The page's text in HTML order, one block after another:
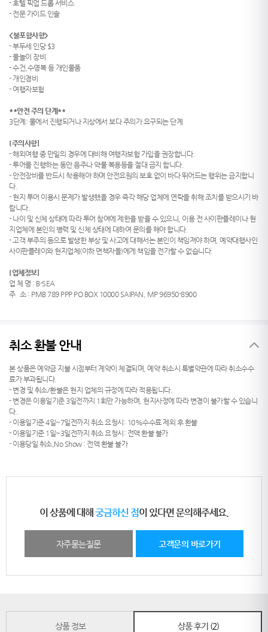
- 호텔 픽업 드롭 서비스
- 전문 가이드 인솔
<불포함사항>
- 부두세 인당 $3
- 물놀이 장비
- 수건,수영복 등 개인물품
- 개인경비
- 여행자보험
**안전 주의 단계**
3단계: 물에서 진행되거나 지상에서 보다 주의가 요구되는 단계
[주의사항]
- 해외여행 중 만일의 경우에 대비해 여행자보험 가입을 권장합니다.
- 투어를 진행하는 동안 음주나 약물 복용등을 절대 금지 합니다.
- 안전장비를 반드시 착용해야 하며 안전요원의 보호 없이 바다 뛰어드는 행위는 금지합니
다.
- 현지 투어 이용시 문제가 발생했을 경우 즉각 해당 업체에 연락을 취해 조치를 받으시기 바
랍니다.
- 나이 및 신체 상태에 따라 투어 참여에 제한을 받을 수 있으니, 이용 전 사이판플레이나 현
지업체에 본인의 병력 및 신체 상태에 대하여 문의를 해야 합니다.
- 고객 부주의 등으로 발생한 부상 및 사고에 대해서는 본인이 책임져야 하며, 예약대행사인
사이판플레이와 현지업체(이하 면책자들)에게 책임을 전가할 수 없습니다.
[업체정보]
업 체 명 : B-SEA
주 소 : PMB 789 PPP PO BOX 10000 SAIPAN, MP 96950-8900
취소 환불 안내
본 상품은 예약금 지불 시점부터 계약이 체결되며, 예약 취소시 특별약관에 따라 취소수수
료가 부과됩니다.
- 변경 및 취소/환불은 현지 업체의 규정에 따라 적용됩니다.
- 변경은 이용일기준 3일전까지 1회만 가능하며, 현지사정에 따라 변경이 불가할 수 있습니
다.
- 이용일기준 4일~7일전까지 취소 요청시: 10%수수료 제외 후 환불
- 이용일기준 1일~3일전까지 취소 요청시: 전액 환불 불가
- 이용당일 취소,No Show : 전액 환불 불가
이 상품에 대해 궁금하신 점이 있다면 문의해주세요.
자주묻는질문 고객문의 바로가기
상품 정보 상품 후기 (2)